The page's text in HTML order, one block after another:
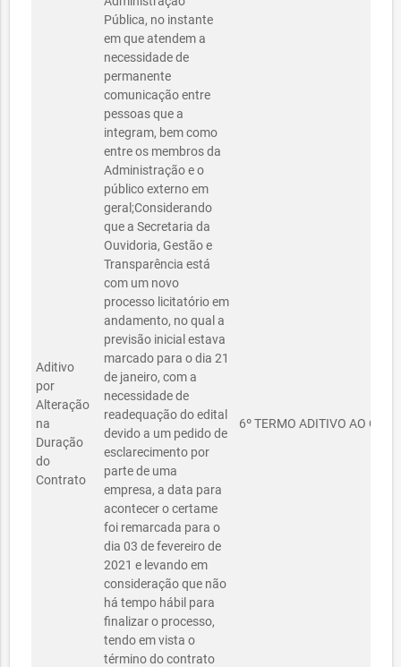
Aditivo
por
Alteração
na
Duração
do
Contrato
Pública, no instante
em que atendem a
necessidade de
permanente
comunicação entre
pessoas que a
integram, bem como
entre os membros da
Administração e o
público externo em
geral;Considerando
que a Secretaria da
Ouvidoria, Gestão e
Transparência está
com um novo
processo licitatório em
andamento, no qual a
previsão inicial estava
marcado para o dia 21
de janeiro, com a
necessidade de
readequação do edital
devido a um pedido de
esclarecimento por
parte de uma
empresa, a data para
acontecer o certame
foi remarcada para o
dia 03 de fevereiro de
2021 e levando em
consideração que não
há tempo hábil para
finalizar o processo,
tendo em vista o
término do contrato
6º TERMO ADITIVO AO